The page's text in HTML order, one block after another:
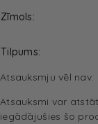
Zīmols
Tilpums
Atsauksmju vēl nav.
Atsauksmi var
iegādājušies šo